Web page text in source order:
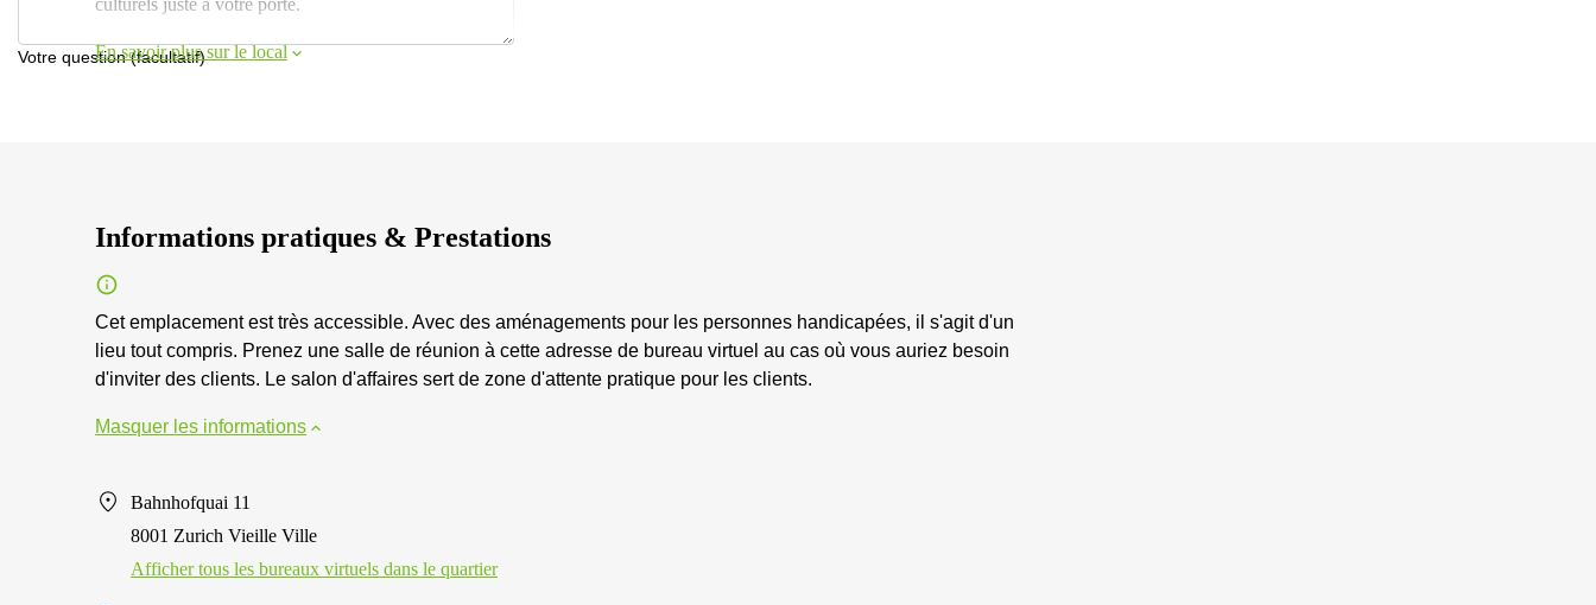
Votre question (facultatif)
culturels juste à votre porte.
En savoir plus sur le local
Informations pratiques & Prestations
Cet emplacement est très accessible. Avec des aménagements pour les personnes handicapées, il s'agit d'un
lieu tout compris. Prenez une salle de réunion à cette adresse de bureau virtuel au cas où vous auriez besoin
d'inviter des clients. Le salon d'affaires sert de zone d'attente pratique pour les clients.
Masquer les informations
Bahnhofquai 11
8001 Zurich Vieille Ville
Afficher tous les bureaux virtuels dans le quartier